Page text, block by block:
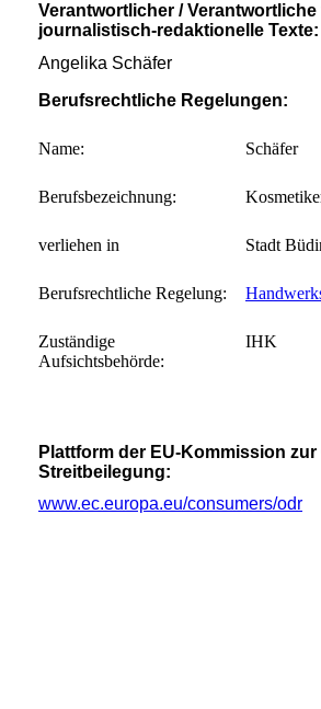
Verantwortlicher / Verantwortliche
journalistisch-redaktionelle Texte:
Angelika Schäfer
Berufsrechtliche Regelungen:
Name: Schäfer
Berufsbezeichnung:
verliehen in Stadt
Berufsrechtliche Regelung:
Zuständige
Aufsichtsbehörde:
IHK
Plattform der EU-Kommission zur
Streitbeilegung:
www.ec.europa.eu/consumers/odr